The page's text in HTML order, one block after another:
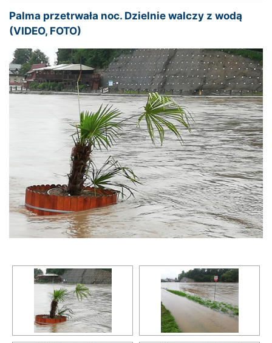
Palma przetrwała noc. Dzielnie walczy z wodą
(VIDEO, FOTO)